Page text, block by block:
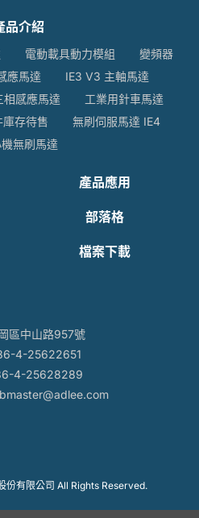
品介紹
電動載具動力模組
變頻器
應馬達
IE3 V3 主軸馬達
相感應馬達
工業用針車馬達
庫存待售
無刷伺服馬達 IE4
無刷馬達
產品應用
部落格
檔案下載
區中山路957號
4-25622651
4-25628289
有限公司 All Rights Reserved.